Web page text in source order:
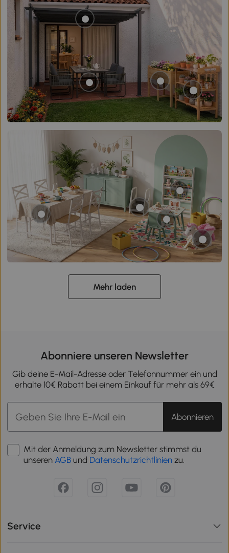
Mehr laden
Abonniere unseren Newsletter
Gib deine E-Mail-Adresse oder Telefonnummer ein und
erhalte 10€ Rabatt bei einem Einkauf für mehr als 69€
Abonnieren
Mit der Anmeldung zum Newsletter stimmst du
unseren AGB und Datenschutzrichtlinien zu.
Service